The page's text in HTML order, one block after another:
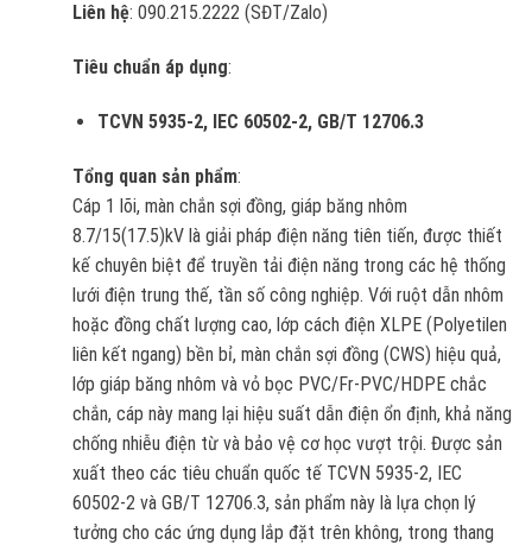
Liên hệ: 090.215.2222 (SĐT/Zalo)
Tiêu chuẩn áp dụng:
TCVN 5935-2, IEC 60502-2, GB/T 12706.3
Tổng quan sản phẩm:
Cáp 1 lõi, màn chắn sợi đồng, giáp băng nhôm
8.7/15(17.5)kV là giải pháp điện năng tiên tiến, được thiết
kế chuyên biệt để truyền tải điện năng trong các hệ thống
lưới điện trung thế, tần số công nghiệp. Với ruột dẫn nhôm
hoặc đồng chất lượng cao, lớp cách điện XLPE (Polyetilen
liên kết ngang) bền bỉ, màn chắn sợi đồng (CWS) hiệu quả,
lớp giáp băng nhôm và vỏ bọc PVC/Fr-PVC/HDPE chắc
chắn, cáp này mang lại hiệu suất dẫn điện ổn định, khả năng
chống nhiễu điện từ và bảo vệ cơ học vượt trội. Được sản
xuất theo các tiêu chuẩn quốc tế TCVN 5935-2, IEC
60502-2 và GB/T 12706.3, sản phẩm này là lựa chọn lý
tưởng cho các ứng dụng lắp đặt trên không, trong thang